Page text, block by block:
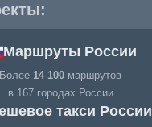
Маршруты России
Более 14 100 маршрутов
в 167 городах России
такси России